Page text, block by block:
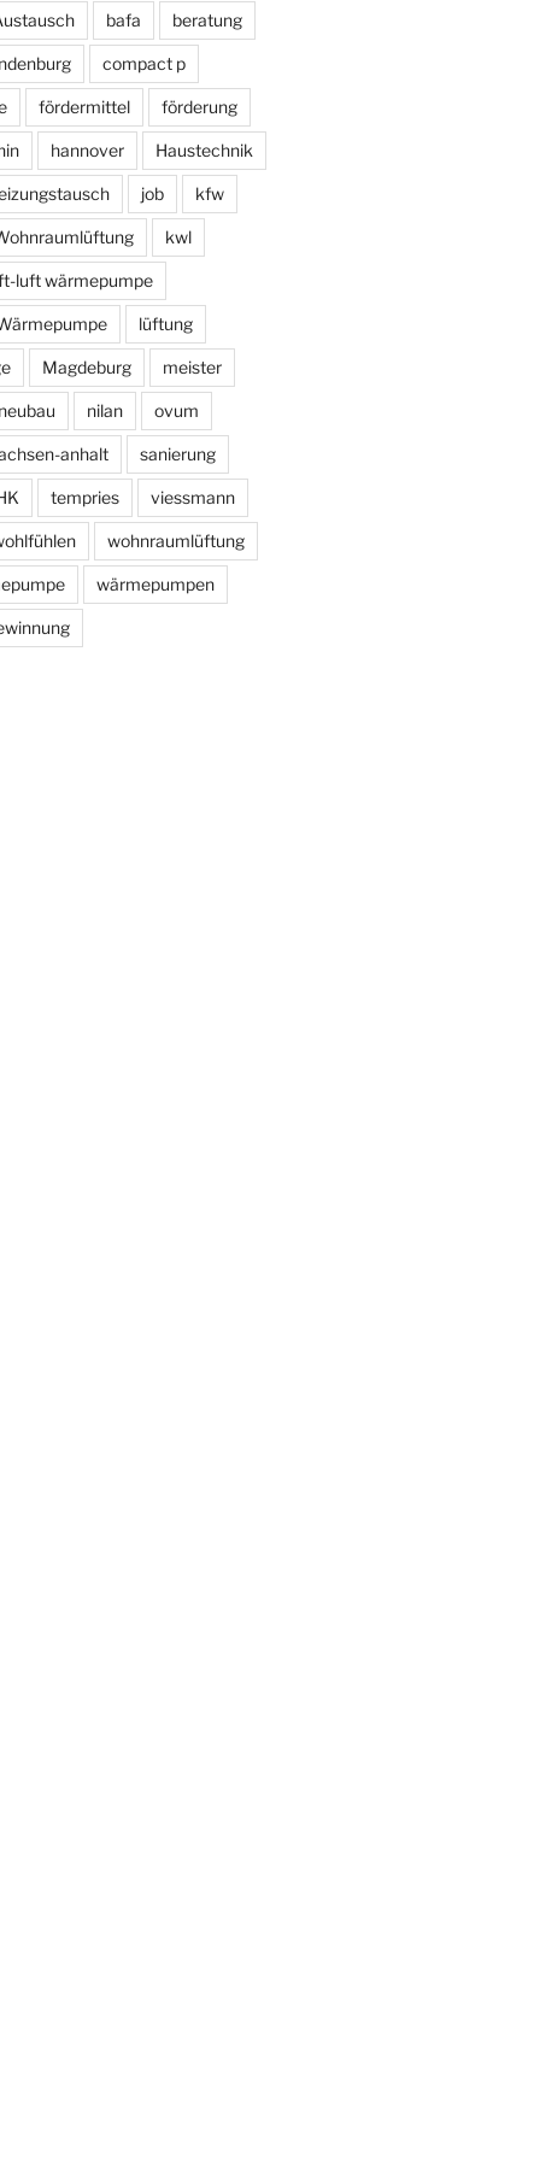
bafa beratung
compact p
fördermittel förderung
hannover Haustechnik
job kfw
kwl
luft wärmepumpe
lüftung
Magdeburg meister
neubau nilan ovum
anhalt sanierung
tempries viessmann
wohnraumlüftung
wärmepumpen